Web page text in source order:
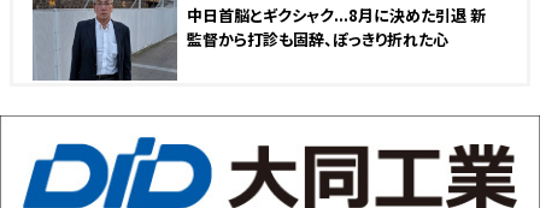
中日首脳とギクシャク...8月に決めた引退 新
監督から打診も固辞、ぽっきり折れた心